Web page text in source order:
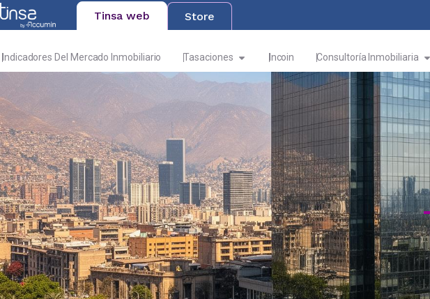
Tinsa web Store
Indicadores Del Mercado Inmobiliario Tasaciones Incoin Consultoría Inmobiliaria